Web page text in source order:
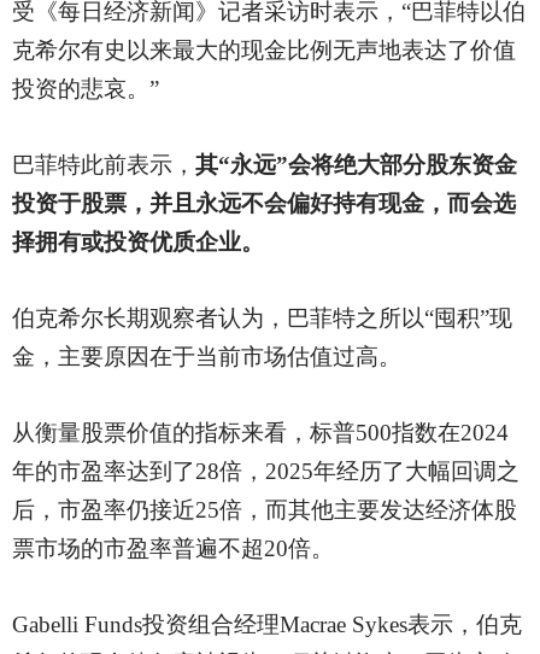
受《每日经济新闻》记者采访时表示， “巴菲特以伯
克希尔有史以来最大的现金比例无声地表达了价值
投资的悲哀。”
巴菲特此前表示， 其“永远”会将绝大部分股东资金
投资于股票，并且永远不会偏好持有现金，而会选
择拥有或投资优质企业。
伯克希尔长期观察者认为，巴菲特之所以“囤积”现
金，主要原因在于当前市场估值过高。
从衡量股票价值的指标来看，标普500指数在2024
年的市盈率达到了28倍，2025年经历了大幅回调之
后，市盈率仍接近25倍，而其他主要发达经济体股
票市场的市盈率普遍不超20倍。
Gabelli Funds投资组合经理Macrae Sykes表示，伯克